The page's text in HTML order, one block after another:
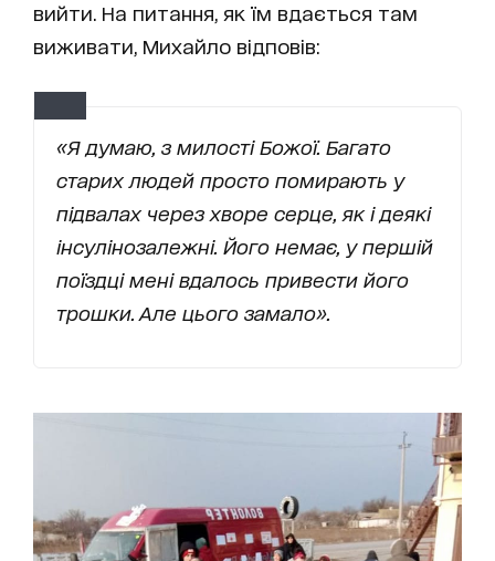
вийти. На питання, як їм вдається там
виживати, Михайло відповів:
«Я думаю, з милості Божої. Багато
старих людей просто помирають у
підвалах через хворе серце, як і деякі
інсулінозалежні. Його немає, у першій
поїздці мені вдалось привести його
трошки. Але цього замало».